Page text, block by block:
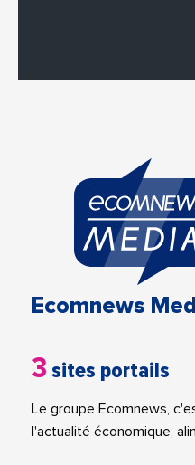
Ecomnews
3 sites portails
Le groupe Ecomnews,
l'actualité économique,